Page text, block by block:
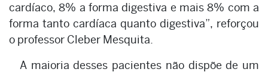
cardíaco, 8% a forma digestiva e mais 8% com a
forma tanto cardíaca quanto digestiva”, reforçou
o professor Cleber Mesquita.
A maioria desses pacientes não dispõe de um